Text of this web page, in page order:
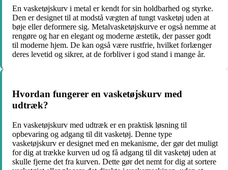
En vasketøjskurv i metal er kendt for sin holdbarhed og styrke.
Den er designet til at modstå vægten af tungt vasketøj uden at
bøje eller deformere sig. Metalvasketøjskurve er også nemme at
rengøre og har en elegant og moderne æstetik, der passer godt
til moderne hjem. De kan også være rustfrie, hvilket forlænger
deres levetid og sikrer, at de forbliver i god stand i mange år.
Hvordan fungerer en vasketøjskurv med
udtræk?
En vasketøjskurv med udtræk er en praktisk løsning til
opbevaring og adgang til dit vasketøj. Denne type
vasketøjskurv er designet med en mekanisme, der gør det muligt
for dig at trække kurven ud og få adgang til dit vasketøj uden at
skulle fjerne det fra kurven. Dette gør det nemt for dig at sortere